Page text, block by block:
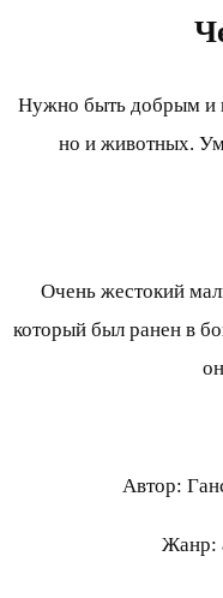
Нужно быть добрым и
но и животных.
Очень жестокий
который был ранен в
Автор:
Жанр: